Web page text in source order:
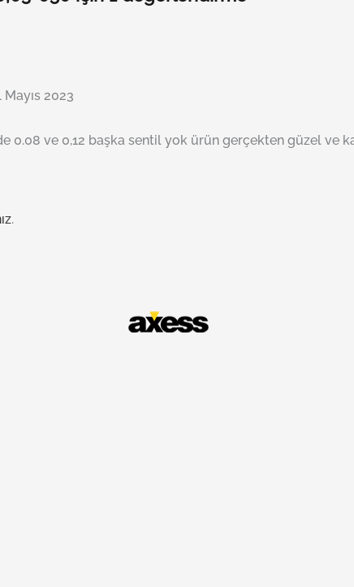
Mayıs 2023
0.08 ve 0,12 başka sentil yok ürün gerçekten güzel
.